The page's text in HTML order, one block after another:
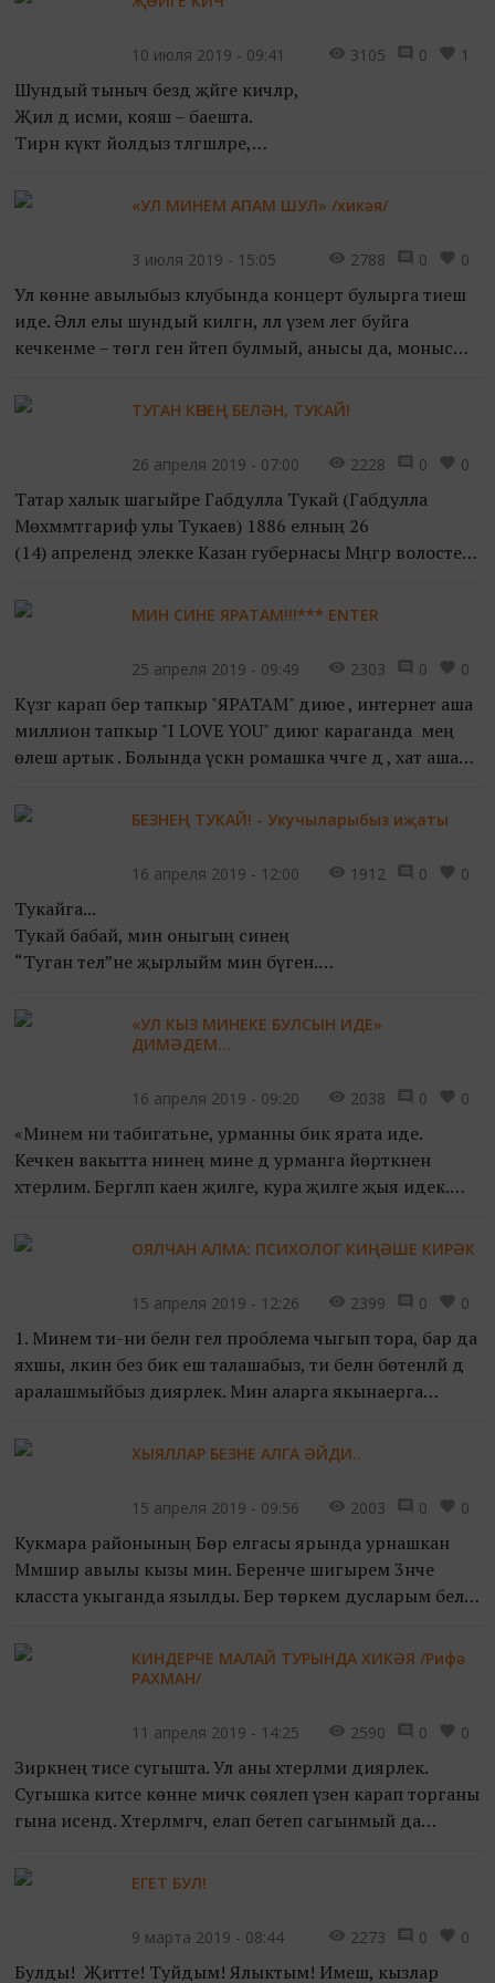
Искиткеч! Казан дәүләт униве...
10 июля 2019 - 09:41 3105 0 1
Шундый тыныч бездә җәйге кичләр,
Җил дә исми, кояш – баешта.
Тирән күктә йолдыз тәлгәшләре,
Атылалар офыкларны ярып,
Күккә карап җавап тап...
«УЛ МИНЕМ АПАМ ШУЛ» /хикәя/
3 июля 2019 - 15:05 2788 0 0
Ул көнне авылыбыз клубында концерт булырга тиеш
иде. Әллә елы шундый килгән, әллә үзем әлегә буйга
кечкенәме – төгәл генә әйтеп булмый, аны­сы да, монысы
ТУГАН КӨНЕҢ БЕЛӘН, ТУКАЙ!
26 апреля 2019 - 07:00 2228 0 0
Татар халык шагыйре Габдулла Тукай (Габдулла
Мөхәммәтгариф улы Тукаев) 1886 елның 26
(14) апрелендә элекке Казан губернасы Мәңгәр волосте
Кечкенәдән ятим кал...МИН СИНЕ ЯРАТАМ!!!*** ENTER
25 апреля 2019 - 09:49 2303 0 0
Күзгә карап бер тапкыр "ЯРАТАМ" диюе , интернет аша
миллион тапкыр "I LOVE YOU" диюгә караганда мең
өлеш артык . Болында үскән ромашка чәчәге дә , хат аша
БЕЗНЕҢ ТУКАЙ! - Укучыларыбыз иҗаты
16 апреля 2019 - 12:00 1912 0 0
Тукайга...
Тукай бабай, мин оныгың синең
“Туган тел”не җырлыйм мин бүген.
Озын синең шагыйрь, гомерең.
Һәр шигырең безнең күңелдә....
«УЛ КЫЗ МИНЕКЕ БУЛСЫН ИДЕ»
ДИМӘДЕМ...
16 апреля 2019 - 09:20 2038 0 0
«Минем әни табигатьне, урманны бик ярата иде.
Кечкенә вакытта әнинең мине дә урманга йөрткәнен
хәтерлим. Бергәләп каен җиләге, кура җиләге җыя идек.
башласам,...
ОЯЛЧАН АЛМА: ПСИХОЛОГ КИҢӘШЕ КИРӘК
15 апреля 2019 - 12:26 2399 0 0
1. Минем әти-әни белән гел проблема чыгып тора, бар да
яхшы, ләкин без бик еш талашабыз, әти белән бөтенләй дә
аралашмыйбыз диярлек. Мин аларга якынаерга
ХЫЯЛЛАР БЕЗНЕ АЛГА ӘЙДИ..
15 апреля 2019 - 09:56 2003 0 0
Кукмара районының Бөр елгасы ярында урнашкан
Мәмәшир авылы кызы мин. Беренче шигырем 3нче
класста укыганда язылды. Бер төркем дусларым белән
юлла...
КИНДЕРЧЕ МАЛАЙ ТУРЫНДА ХИКӘЯ /Рифә
РАХМАН/
11 апреля 2019 - 14:25 2590 0 0
Зирәкнең әтисе сугышта. Ул аны хәтерләми диярлек.
Сугышка китәсе көнне мичкә сөялеп үзенә карап торганы
гына исендә. Хәтерләмәгәч, елап бетеп сагынмый да
ЕГЕТ БУЛ!
9 марта 2019 - 08:44 2273 0 0
Булды! Җитте! Туйдым! Ялыктым! Имеш, кызлар